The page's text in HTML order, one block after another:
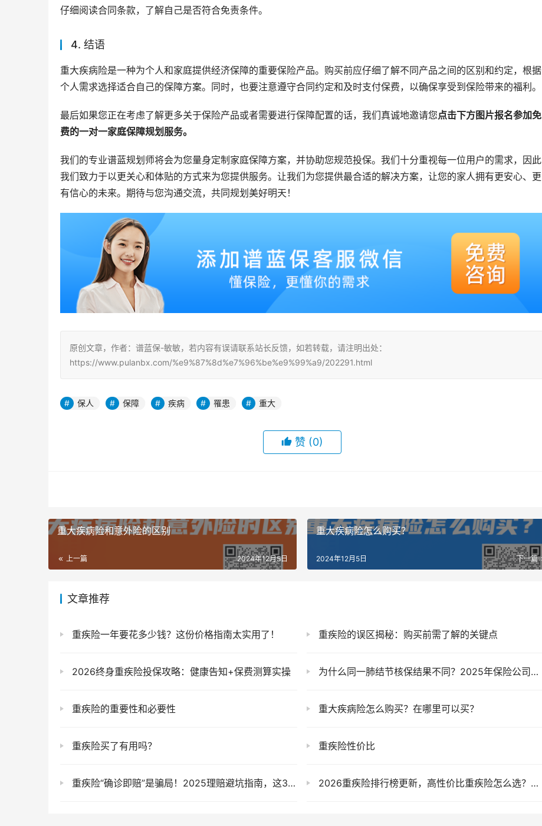
仔细阅读合同条款，了解自己是否符合免责条件。
4. 结语
重大疾病险是一种为个人和家庭提供经济保障的重要保险产品。购买前应仔细了解不同产品之间的区别和约定，根据
个人需求选择适合自己的保障方案。同时，也要注意遵守合同约定和及时支付保费，以确保享受到保险带来的福利。
最后如果您正在考虑了解更多关于保险产品或者需要进行保障配置的话，我们真诚地邀请您点击下方图片报名参加免
费的一对一家庭保障规划服务。
我们的专业谱蓝规划师将会为您量身定制家庭保障方案，并协助您规范投保。我们十分重视每一位用户的需求，因此
我们致力于以更关心和体贴的方式来为您提供服务。让我们为您提供最合适的解决方案，让您的家人拥有更安心、更
有信心的未来。期待与您沟通交流，共同规划美好明天！
原创文章，作者：谱蓝保-敏敏，若内容有误请联系站长反馈，如若转载，请注明出处：
https://www.pulanbx.com/%e9%87%8d%e7%96%be%e9%99%a9/202291.html
保人 保障 疾病 罹患 重大
赞 (0)
重大疾病险和意外险的区别
上一篇 2024年12月5日
重大疾病险怎么购买？
下一篇
2024年12月5日
文章推荐
重疾险一年要花多少钱？这份价格指南太实用了！ 重疾险的误区揭秘：购买前需了解的关键点
2026终身重疾险投保攻略：健康告知+保费测算实操 为什么同一肺结节核保结果不同？2025年保险公司内部评估标准揭秘
重疾险的重要性和必要性 重大疾病险怎么购买？在哪里可以买？
重疾险买了有用吗？ 重疾险性价比
重疾险“确诊即赔”是骗局！2025理赔避坑指南，这3种重疾才真能直接拿钱 2026重疾险排行榜更新，高性价比重疾险怎么选？第一梯队产品详细测评